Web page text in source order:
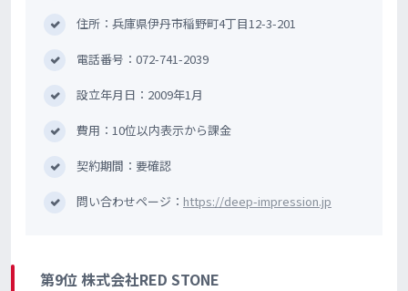
住所：兵庫県伊丹市稲野町4丁目12-3-201
電話番号：072-741-2039
設立年月日：2009年1月
費用：10位以内表示から課金
契約期間：要確認
問い合わせページ： https://deep-impression.jp
第9位 株式会社RED STONE